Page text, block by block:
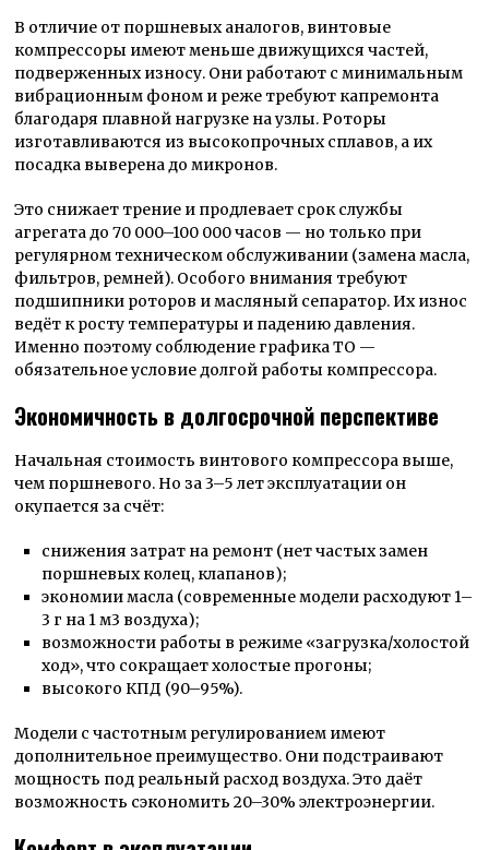
В отличие от поршневых аналогов, винтовые
компрессоры имеют меньше движущихся частей,
подверженных износу. Они работают с минимальным
вибрационным фоном и реже требуют капремонта
благодаря плавной нагрузке на узлы. Роторы
изготавливаются из высокопрочных сплавов, а их
посадка выверена до микронов.
Это снижает трение и продлевает срок службы
агрегата до 70 000–100 000 часов — но только при
регулярном техническом обслуживании (замена масла,
фильтров, ремней). Особого внимания требуют
подшипники роторов и масляный сепаратор. Их износ
ведёт к росту температуры и падению давления.
Именно поэтому соблюдение графика ТО —
обязательное условие долгой работы компрессора.
Экономичность в долгосрочной перспективе
Начальная стоимость винтового компрессора выше,
чем поршневого. Но за 3–5 лет эксплуатации он
окупается за счёт:
снижения затрат на ремонт (нет частых замен
поршневых колец, клапанов);
экономии масла (современные модели расходуют 1–
3 г на 1 м3 воздуха);
возможности работы в режиме «загрузка/холостой
ход», что сокращает холостые прогоны;
высокого КПД (90–95%).
Модели с частотным регулированием имеют
дополнительное преимущество. Они подстраивают
мощность под реальный расход воздуха. Это даёт
возможность сэкономить 20–30% электроэнергии.